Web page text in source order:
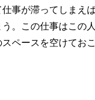
事が滞ってしまえ
。この仕事はこの
ペースを空けてお